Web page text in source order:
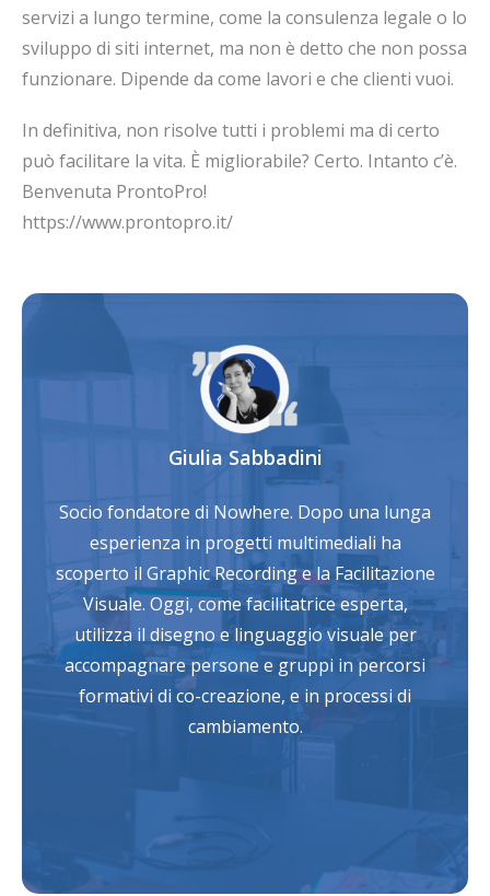
servizi a lungo termine, come la consulenza legale o lo
sviluppo di siti internet, ma non è detto che non possa
funzionare. Dipende da come lavori e che clienti vuoi.
In definitiva, non risolve tutti i problemi ma di certo
può facilitare la vita. È migliorabile? Certo. Intanto c’è.
Benvenuta ProntoPro!
https://www.prontopro.it/
Giulia Sabbadini
Socio fondatore di Nowhere. Dopo una lunga
esperienza in progetti multimediali ha
scoperto il Graphic Recording e la Facilitazione
Visuale. Oggi, come facilitatrice esperta,
utilizza il disegno e linguaggio visuale per
accompagnare persone e gruppi in percorsi
formativi di co-creazione, e in processi di
cambiamento.